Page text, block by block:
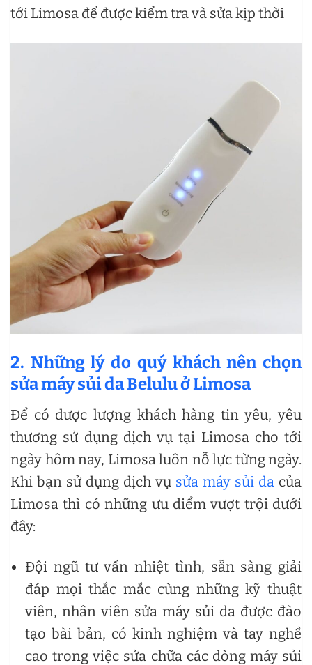
tới Limosa để được kiểm tra và sửa kịp thời
2. Những lý do quý khách nên chọn
sửa máy sủi da Belulu ở Limosa
Để có được lượng khách hàng tin yêu, yêu
thương sử dụng dịch vụ tại Limosa cho tới
ngày hôm nay, Limosa luôn nỗ lực từng ngày.
Khi bạn sử dụng dịch vụ sửa máy sủi da của
Limosa thì có những ưu điểm vượt trội dưới
đây:
Đội ngũ tư vấn nhiệt tình, sẵn sàng giải
đáp mọi thắc mắc cùng những kỹ thuật
viên, nhân viên sửa máy sủi da được đào
tạo bài bản, có kinh nghiệm và tay nghề
cao trong việc sửa chữa các dòng máy sủi